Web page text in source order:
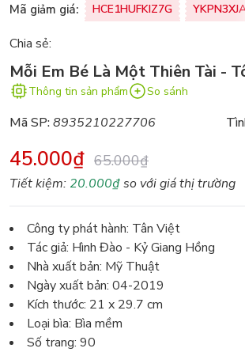
Mã giảm giá: HCE1HUFKIZ7G
Chia sẻ:
Mỗi Em Bé Là Một Thiên Tài -
Thông tin sản phẩm So sánh
Mã SP:8935210227706
45.000₫ 65.000₫
Tiết kiệm: 20.000₫so với giá thị trường
Công ty phát hành: Tân Việt
Tác giả: Hình Đào - Kỷ Giang Hồng
Nhà xuất bản: Mỹ Thuật
Ngày xuất bản: 04-2019
Kích thước: 21 x 29.7 cm
Loại bìa: Bìa mềm
Số trang: 90